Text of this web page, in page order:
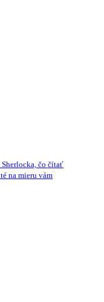
Sherlocka, čo čítať
na mieru vám